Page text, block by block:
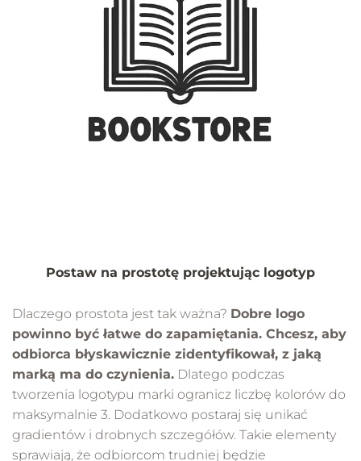
Postaw na prostotę projektując logotyp
Dlaczego prostota jest tak ważna? Dobre logo
powinno być łatwe do zapamiętania. Chcesz, aby
odbiorca błyskawicznie zidentyfikował, z jaką
marką ma do czynienia. Dlatego podczas
tworzenia logotypu marki ogranicz liczbę kolorów do
maksymalnie 3. Dodatkowo postaraj się unikać
gradientów i drobnych szczegółów. Takie elementy
sprawiają, że odbiorcom trudniej będzie